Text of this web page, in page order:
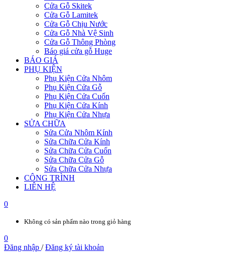
Cửa Gỗ Skitek
Cửa Gỗ Lamitek
Cửa Gỗ Chịu Nước
Cửa Gỗ Nhà Vệ Sinh
Cửa Gỗ Thông Phòng
Báo giá cửa gỗ Huge
BÁO GIÁ
PHỤ KIỆN
Phụ Kiện Cửa Nhôm
Phụ Kiện Cửa Gỗ
Phụ Kiện Cửa Cuốn
Phụ Kiện Cửa Kính
Phụ Kiện Cửa Nhựa
SỬA CHỮA
Sửa Cửa Nhôm Kính
Sửa Chữa Cửa Kính
Sửa Chữa Cửa Cuốn
Sửa Chữa Cửa Gỗ
Sửa Chữa Cửa Nhựa
CÔNG TRÌNH
LIÊN HỆ
0
Không có sản phẩm nào trong giỏ hàng
0
Đăng nhập /Đăng ký tài khoản